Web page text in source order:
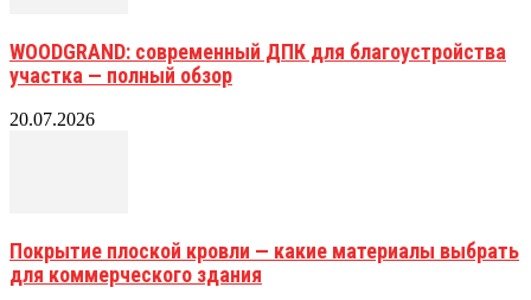
WOODGRAND: современный ДПК для благоустройства
участка — полный обзор
20.07.2026
Покрытие плоской кровли — какие материалы выбрать
для коммерческого здания